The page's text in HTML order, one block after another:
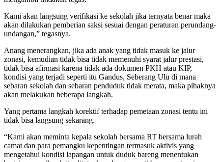
Kami akan langsung verifikasi ke sekolah jika ternyata benar maka
akan dilakukan pemberian saksi sesuai dengan peraturan perundang-
undangan,” tegasnya.
Anang menerangkan, jika ada anak yang tidak masuk ke jalur
zonasi, kemudian tidak bisa tidak memenuhi syarat jalur prestasi,
tidak bisa afirmasi karena tidak ada dokumen PKH atau KIP,
kondisi yang terjadi seperti itu Gandus, Seberang Ulu di mana
sebaran sekolah dan sebaran penduduk tidak merata, maka pihaknya
akan melakukan beberapa langkah.
Yang pertama langkah korektif terhadap pemetaan zonasi tentu ini
tidak bisa langsung sekarang.
“Kami akan meminta kepala sekolah bersama RT bersama lurah
camat dan para pemangku kepentingan termasuk aktivis yang
mengetahui kondisi lapangan untuk duduk bareng menentukan